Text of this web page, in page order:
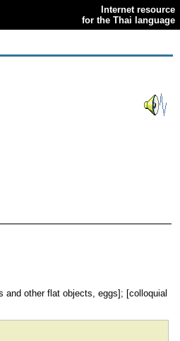
Internet resource
for the Thai language
other flat objects, eggs]; [colloquial